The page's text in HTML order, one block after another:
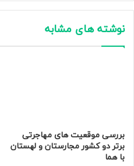
نوشته های مشابه
بررسی موقعیت های مهاجرتی
برتر دو کشور مجارستان و لهستان
با هما